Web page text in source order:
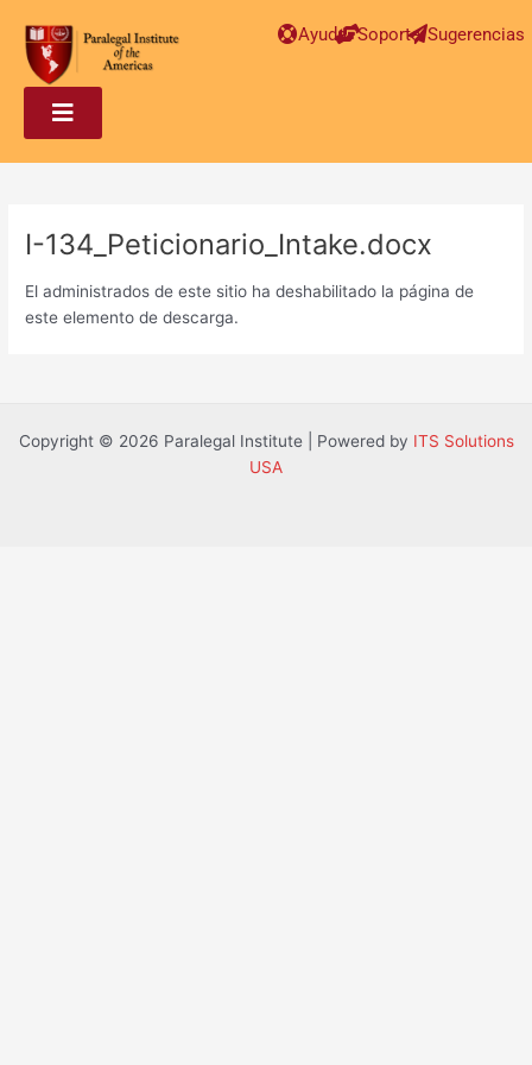
Ayuda Soporte Sugerencias
I-134_Peticionario_Intake.docx
El administrados de este sitio ha deshabilitado la página de
este elemento de descarga.
navigation
Copyright © 2026 Paralegal Institute | Powered by ITS Solutions
USA